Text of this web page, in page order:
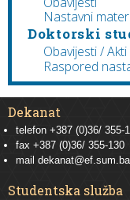
Nastavni
Doktorski
Obavijesti /
Raspored
Dekanat
telefon +387 (0)36/ 355-
fax +387 (0)36/ 355-130
mail dekanat@ef.sum.ba
Studentska služba